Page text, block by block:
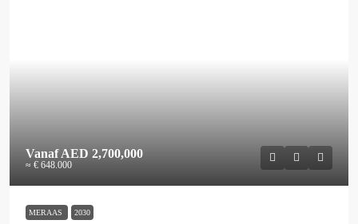
VanafAED 2,700,000
≈ € 648.000
MERAAS 2030